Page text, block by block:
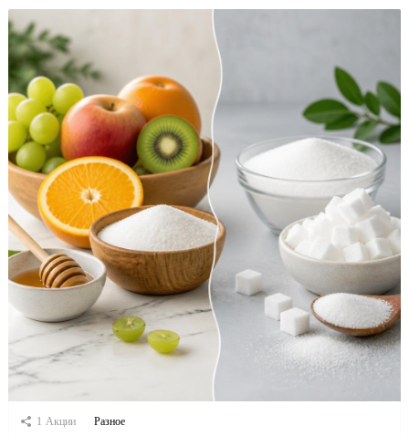
1 Акции Разное